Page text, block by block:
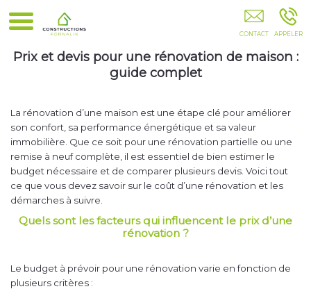
Plâtrerie Aménagement De Comble Poêles À Granulés
Prix et devis pour une rénovation de maison :
guide complet
La rénovation d’une maison est une étape clé pour améliorer
son confort, sa performance énergétique et sa valeur
immobilière. Que ce soit pour une rénovation partielle ou une
remise à neuf complète, il est essentiel de bien estimer le
budget nécessaire et de comparer plusieurs devis. Voici tout
ce que vous devez savoir sur le coût d’une rénovation et les
démarches à suivre.
Quels sont les facteurs qui influencent le prix d’une
rénovation ?
Le budget à prévoir pour une rénovation varie en fonction de
plusieurs critères :